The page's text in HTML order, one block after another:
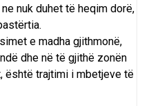
nuk duhet të heqim dorë,
e madha gjithmonë,
dhe në të gjithë zonën
është trajtimi i mbetjeve të